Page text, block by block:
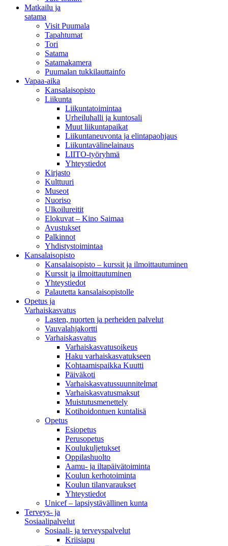
Matkailu ja
satama
Visit Puumala
Tapahtumat
Tori
Satama
Satamakamera
Puumalan tukkilauttainfo
Vapaa-aika
Kansalaisopisto
Liikunta
Liikuntatoimintaa
Urheiluhalli ja kuntosali
Muut liikuntapaikat
Liikuntaneuvonta ja elintapaohjaus
Liikuntavälinelainaus
LIITO-työryhmä
Yhteystiedot
Kirjasto
Kulttuuri
Museot
Nuoriso
Ulkoilureitit
Elokuvat – Kino Saimaa
Avustukset
Palkinnot
Yhdistystoimintaa
Kansalaisopisto
Kansalaisopisto – kurssit ja ilmoittautuminen
Kurssit ja ilmoittautuminen
Yhteystiedot
Palautetta kansalaisopistolle
Opetus ja
Varhaiskasvatus
Lasten, nuorten ja perheiden palvelut
Vauvalahjakortti
Varhaiskasvatus
Varhaiskasvatusoikeus
Haku varhaiskasvatukseen
Kohtaamispaikka Kuutti
Päiväkoti
Varhaiskasvatussuunnitelmat
Varhaiskasvatusmaksut
Muistutusmenettely
Kotihoidontuen kuntalisä
Opetus
Esiopetus
Perusopetus
Koulukuljetukset
Oppilashuolto
Aamu- ja iltapäivätoiminta
Koulun kerhotoiminta
Koulun tilanvaraukset
Yhteystiedot
Unicef – lapsiystävällinen kunta
Terveys- ja
Sosiaalipalvelut
Sosiaali- ja terveyspalvelut
Kriisiapu